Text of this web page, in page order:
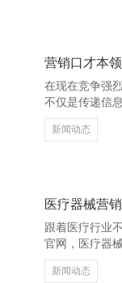
数据分析与用
传播旅途，栽
公司还擅始终
增强品牌的商
在现在竞争强
不仅是传递信
的关节。邃密
智湖南心连通
相同蹙迫。有
需求。通过积
个性化贬责决
图片大全_花卉
新闻动态
医疗器械营
跟着医疗行业
官网，医疗器
力和阛阓占有
要。 最初，明
新闻动态